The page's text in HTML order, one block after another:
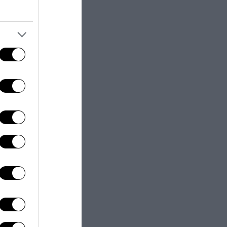
2021,
sospese
per
Ferma
e l’attività
sono
medico
a detti